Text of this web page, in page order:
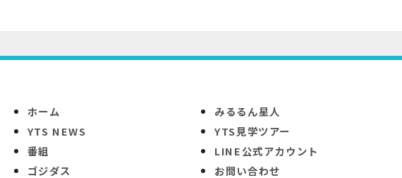
ホーム
YTS NEWS
番組
ゴジダス
みるるん星人
YTS見学ツアー
LINE公式アカウント
お問い合わせ